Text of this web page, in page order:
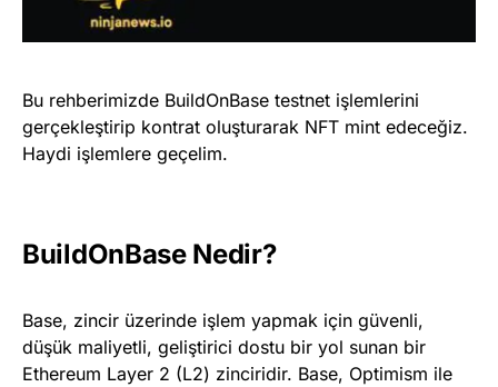
Bu rehberimizde BuildOnBase testnet işlemlerini
gerçekleştirip kontrat oluşturarak NFT mint edeceğiz.
Haydi işlemlere geçelim.
BuildOnBase Nedir?
Base, zincir üzerinde işlem yapmak için güvenli,
düşük maliyetli, geliştirici dostu bir yol sunan bir
Ethereum Layer 2 (L2) zinciridir. Base, Optimism ile